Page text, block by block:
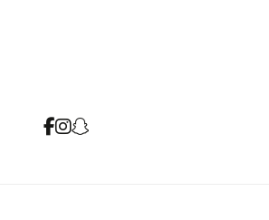
sorgen die U18-Auswahlen bei
EM IN REIDEN: FRAUEN HOLEN